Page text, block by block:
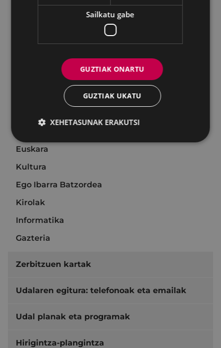
Berrikuntza
Ingurumena
Udaltzaingoa
Euskara
Kultura
Ego Ibarra Batzordea
Kirolak
Informatika
Gazteria
Zerbitzuen kartak
Udalaren egitura: telefonoak eta emailak
Udal planak eta programak
Hirigintza-plangintza
Sailkatu gabe
GUZTIAK ONARTU
GUZTIAK UKATU
XEHETASUNAK ERAKUTSI